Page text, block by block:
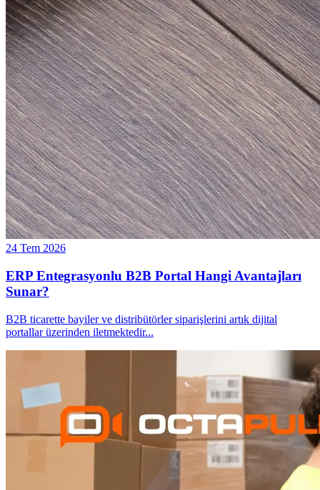
24 Tem 2026
ERP Entegrasyonlu B2B Portal Hangi Avantajları
Sunar?
B2B ticarette bayiler ve distribütörler siparişlerini artık dijital
portallar üzerinden iletmektedir...